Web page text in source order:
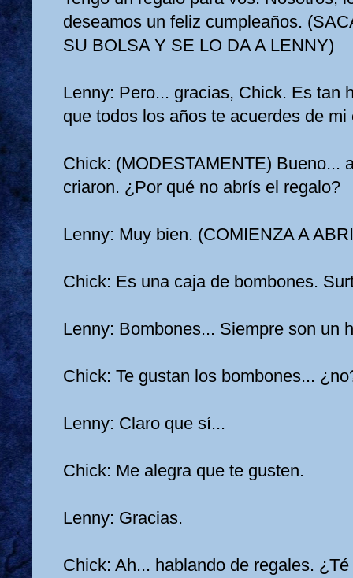
deseamos un feliz cumpleaños.
SU BOLSA Y SE LO DA A LENNY)
Lenny: Pero... gracias, Chick. Es tan
que todos los años te acuerdes de mi
Chick: (MODESTAMENTE) Bueno...
criaron. ¿Por qué no abrís el regalo?
Lenny: Muy bien. (COMIENZA A
Chick: Es una caja de bombones.
Lenny: Bombones... Siempre son un
Chick: Te gustan los bombones...
Lenny: Claro que sí...
Chick: Me alegra que te gusten.
Lenny: Gracias.
Chick: Ah... hablando de regales.